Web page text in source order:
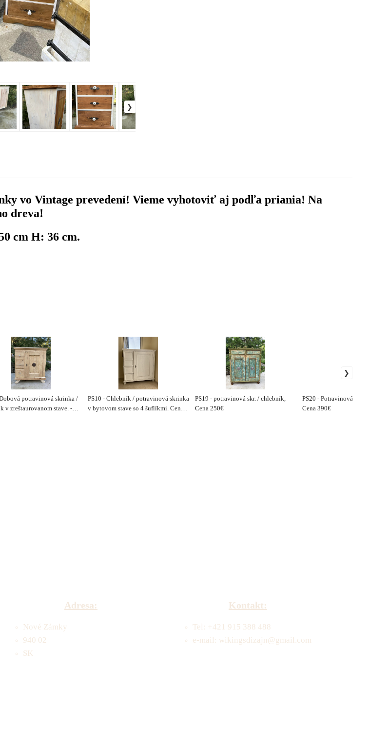
vo Vintage prevedení! Vieme vyhotoviť aj podľa priania! Na
dreva!
cm H: 36 cm.
potravinová skrinka /
v zreštaurovanom stave. -
PS10 - Chlebník / potravinová skrinka
v bytovom stave so 4 šuflíkmi. Cena
PS19 - potravinová skr. / chlebník,
Cena 250€
PS20 - Potravinová
Cena 390€
Adresa:
Nové Zámky
940 02
SK
Kontakt:
Tel: +421 915 388 488
e-mail: wikingsdizajn@gmail.com